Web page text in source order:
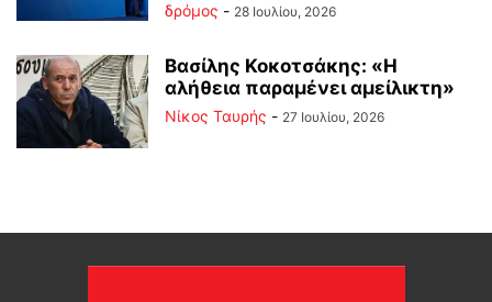
δρόμος - 28 Ιουλίου, 2026
Βασίλης Κοκοτσάκης: «Η
αλήθεια παραμένει αμείλικτη»
Νίκος Ταυρής - 27 Ιουλίου, 2026